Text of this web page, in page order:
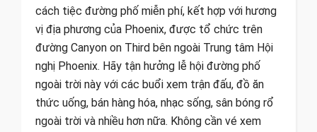
cách tiệc đường phố miễn phí, kết hợp với hương
vị địa phương của Phoenix, được tổ chức trên
đường Canyon on Third bên ngoài Trung tâm Hội
nghị Phoenix. Hãy tận hưởng lễ hội đường phố
ngoài trời này với các buổi xem trận đấu, đồ ăn
thức uống, bán hàng hóa, nhạc sống, sân bóng rổ
ngoài trời và nhiều hơn nữa. Không cần vé xem